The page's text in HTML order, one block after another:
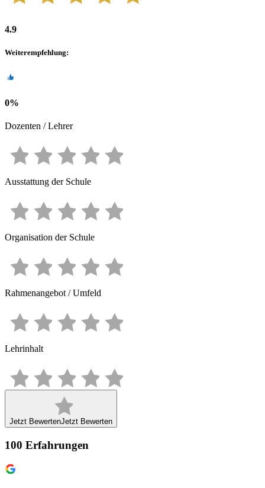
4.9
Weiterempfehlung:
0%
Dozenten / Lehrer
Ausstattung der Schule
Organisation der Schule
Rahmenangebot / Umfeld
Lehrinhalt
Jetzt BewertenJetzt Bewerten
100 Erfahrungen